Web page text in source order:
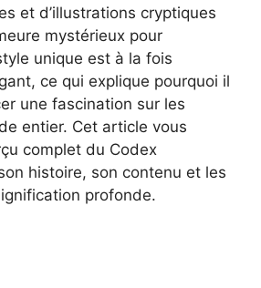
et d’illustrations cryptiques
mystérieux pour
unique est à la fois
ce qui explique pourquoi il
une fascination sur les
entier. Cet article vous
complet du Codex
histoire, son contenu et les
profonde.